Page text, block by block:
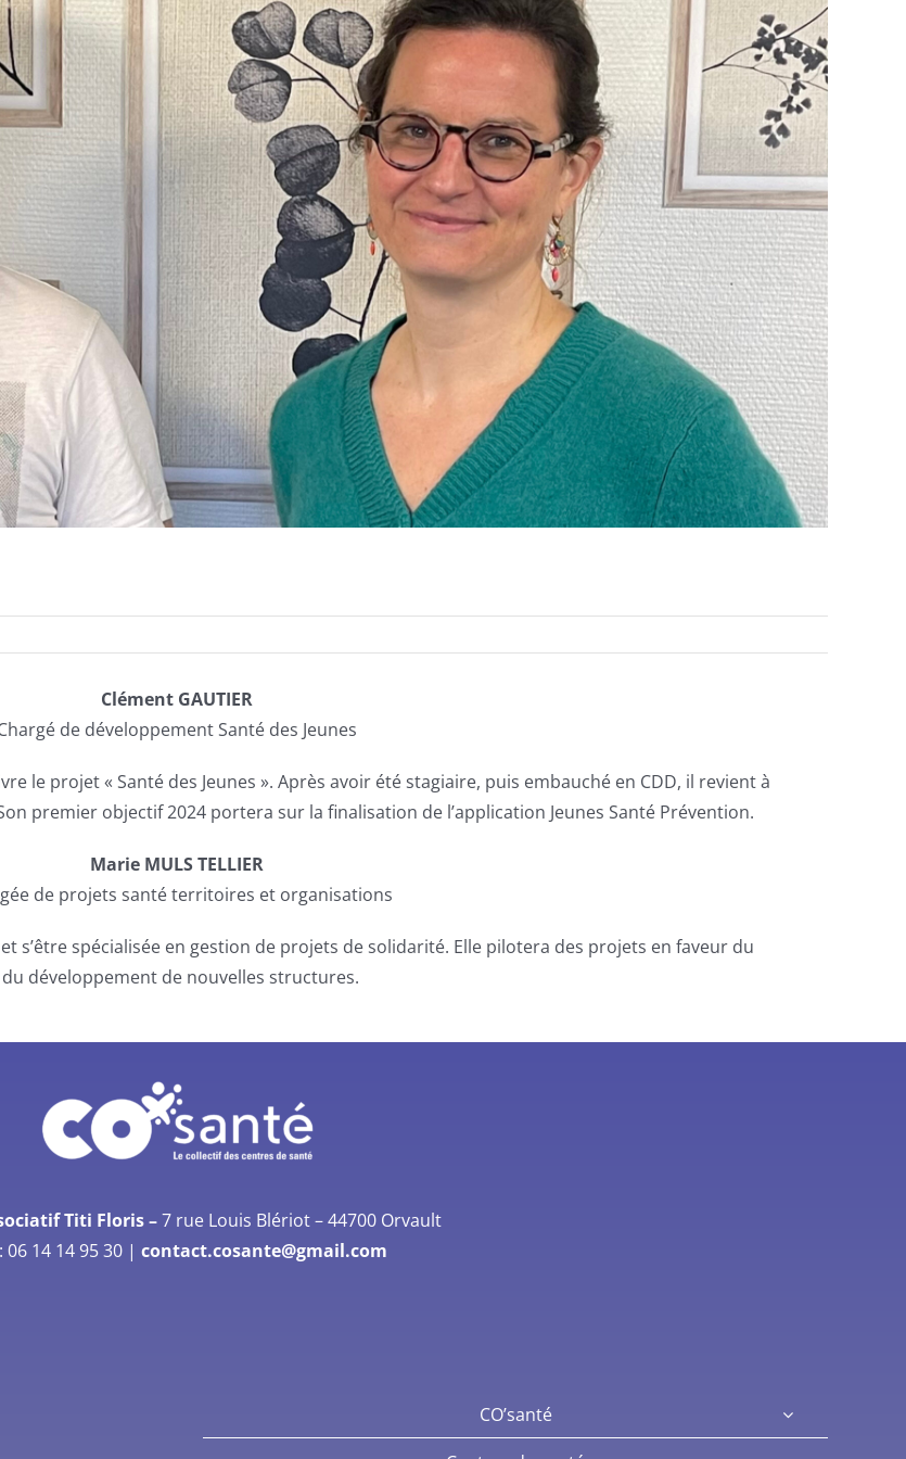
Clément GAUTIER
de développement Santé des Jeunes
le projet « Santé des Jeunes ». Après avoir été stagiaire, puis embauché en CDD, il revient à
premier objectif 2024 portera sur la finalisation de l’application Jeunes Santé Prévention.
Marie MULS TELLIER
de projets santé territoires et organisations
s’être spécialisée en gestion de projets de solidarité. Elle pilotera des projets en faveur du
développement de nouvelles structures.
Titi Floris –7 rue Louis Blériot –44700 Orvault
06 14 14 95 30 | contact.cosante@gmail.com
CO’santé